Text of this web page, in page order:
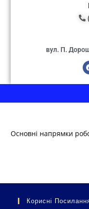
вул. П.
Основні напрямки
Корисні